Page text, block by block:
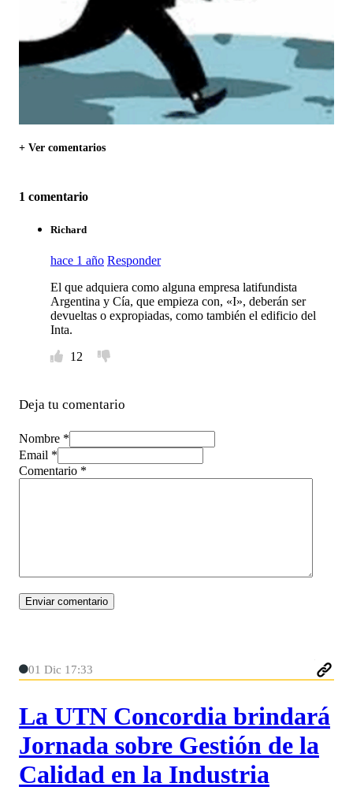
+ Ver comentarios
1 comentario
Richard
hace 1 año Responder
El que adquiera como alguna empresa latifundista
Argentina y Cía, que empieza con, «I», deberán ser
devueltas o expropiadas, como también el edificio del
Inta.
12
Deja tu comentario
Nombre *
Email *
Comentario *
01 Dic 17:33
La UTN Concordia brindará
Jornada sobre Gestión de la
Calidad en la Industria